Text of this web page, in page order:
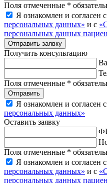
Поля отмеченные *
Я ознакомлен и согласен с
персональных данных» и с
персональных данных
Отправить заявку
Получить консультацию
Поля отмеченные *
Отправить
Я ознакомлен и согласен с
персональных данных»
Оставить заявку
Поля отмеченные *
Я ознакомлен и согласен с
персональных данных» и с
персональных данных